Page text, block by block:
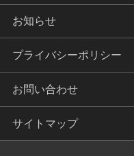
お知らせ
プライバシーポリシー
お問い合わせ
サイトマップ